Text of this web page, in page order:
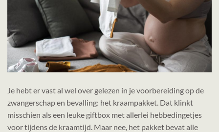
Je hebt er vast al wel over gelezen in je voorbereiding op de
zwangerschap en bevalling: het kraampakket. Dat klinkt
misschien als een leuke giftbox met allerlei hebbedingetjes
voor tijdens de kraamtijd. Maar nee, het pakket bevat alle